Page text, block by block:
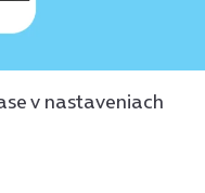
v nastaveniach